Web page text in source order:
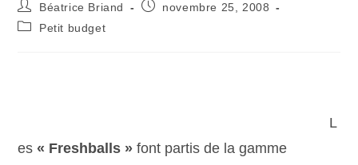
Béatrice Briand
novembre 25, 2008
Petit budget
L
es« Freshballs » font partis de la gamme